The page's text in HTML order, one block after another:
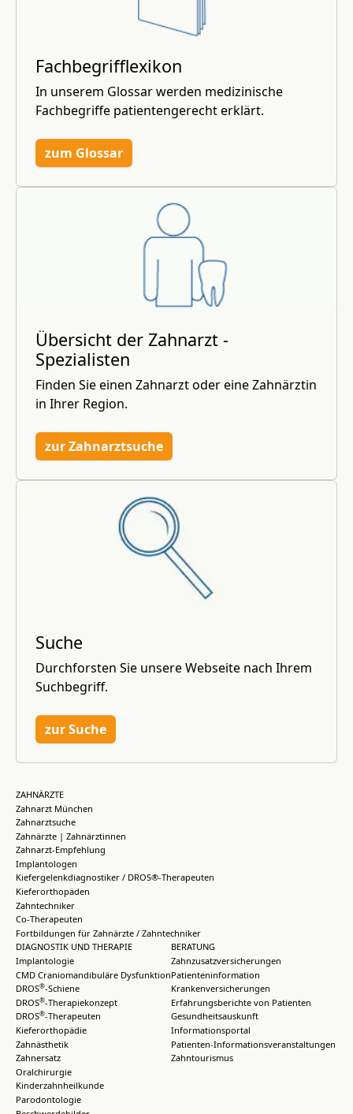
Fachbegrifflexikon
In unserem Glossar werden medizinische
Fachbegriffe patientengerecht erklärt.
zum Glossar
Übersicht der Zahnarzt -
Spezialisten
Finden Sie einen Zahnarzt oder eine Zahnärztin
in Ihrer Region.
zur Zahnarztsuche
Suche
Durchforsten Sie unsere Webseite nach Ihrem
Suchbegriff.
zur Suche
ZAHNÄRZTE
Zahnarzt München
Zahnarztsuche
Zahnärzte | Zahnärztinnen
Zahnarzt-Empfehlung
Implantologen
Kiefergelenkdiagnostiker / DROS®-Therapeuten
Kieferorthopäden
Zahntechniker
Co-Therapeuten
Fortbildungen für Zahnärzte / Zahntechniker
DIAGNOSTIK UND THERAPIE
Implantologie
CMD Craniomandibuläre Dysfunktion
DROS®-Schiene
DROS®-Therapiekonzept
DROS®-Therapeuten
Kieferorthopädie
Zahnästhetik
Zahnersatz
Oralchirurgie
Kinderzahnheilkunde
Parodontologie
BERATUNG
Zahnzusatzversicherungen
Patienteninformation
Krankenversicherungen
Erfahrungsberichte von Patienten
Gesundheitsauskunft
Informationsportal
Patienten-Informationsveranstaltungen
Zahntourismus